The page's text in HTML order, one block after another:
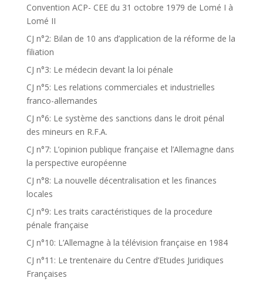
Convention ACP- CEE du 31 octobre 1979 de Lomé I à
Lomé II
CJ n°2: Bilan de 10 ans d’application de la réforme de la
filiation
CJ n°3: Le médecin devant la loi pénale
CJ n°5: Les relations commerciales et industrielles
franco-allemandes
CJ n°6: Le système des sanctions dans le droit pénal
des mineurs en R.F.A.
CJ n°7: L’opinion publique française et l’Allemagne dans
la perspective européenne
CJ n°8: La nouvelle décentralisation et les finances
locales
CJ n°9: Les traits caractéristiques de la procedure
pénale française
CJ n°10: L’Allemagne à la télévision française en 1984
CJ n°11: Le trentenaire du Centre d’Etudes Juridiques
Françaises